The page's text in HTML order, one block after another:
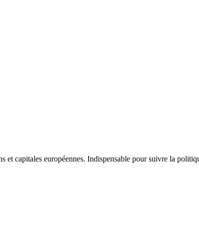
et capitales européennes. Indispensable pour suivre la